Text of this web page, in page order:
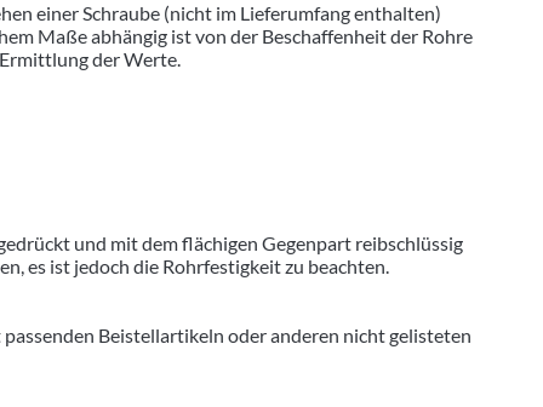
einer Schraube (nicht im Lieferumfang enthalten)
Maße abhängig ist von der Beschaffenheit der Rohre
der Werte.
und mit dem flächigen Gegenpart reibschlüssig
es ist jedoch die Rohrfestigkeit zu beachten.
Beistellartikeln oder anderen nicht gelisteten